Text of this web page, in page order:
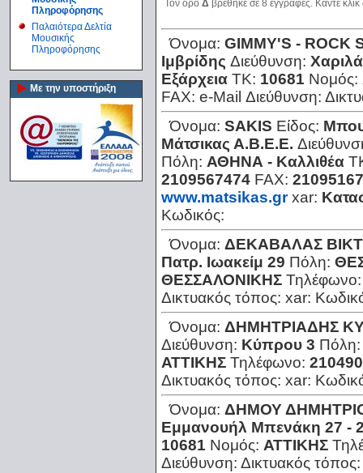
Πληροφόρησης
Παλαιότερα Δελτία
Μουσικής
Πληροφόρησης
Με την υποστήριξη
Τον όρο Δ βρέθηκε σε 8 εγγραφές. Κάντε
Όνομα: GΙΜΜΥ'S - RΟCΚ
Ιμβρίδης Διεύθυνση:
Εξάρχεια ΤΚ: 10681 Νομός:
FAX: e-Mail Διεύθυνση:
Όνομα: SAKIS Είδος:
Μάτσικας Α.Β.Ε.Ε.
Πόλη: ΑΘΗΝΑ - Καλλιθέα
2109567474 FAX:
www.matsikas.gr xar:
Κωδικός:
Όνομα: ΔΕΚΑΒΑΛΑΣ
Πατρ. Ιωακείμ 29 Πόλη:
ΘΕΣΣΑΛΟΝΙΚΗΣ
Δικτυακός τόπος: xar:
Όνομα: ΔΗΜΗΤΡΙΑΔΗΣ
Διεύθυνση: Κύπρου 3
ΑΤΤΙΚΗΣ Τηλέφωνο:
Δικτυακός τόπος: xar:
Όνομα: ΔΗΜΟΥ
Εμμανουήλ Μπενάκη 27 -
10681 Νομός: ΑΤΤΙΚΗΣ
Διεύθυνση: Δικτυακός